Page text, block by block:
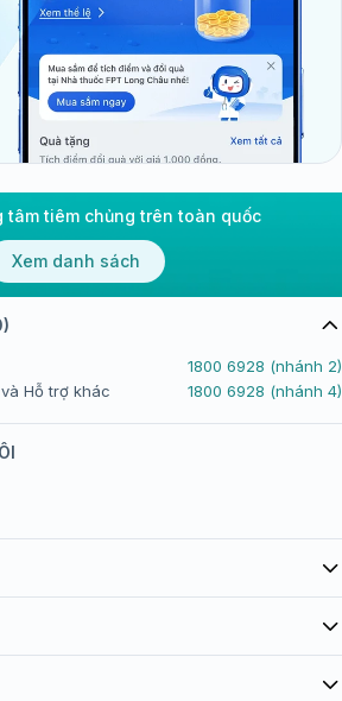
tâm tiêm chủng trên toàn quốc
Xem danh sách
FPT Long Châu
1800 6928 (nhánh 2)
Hỗ trợ khác
1800 6928 (nhánh 4)